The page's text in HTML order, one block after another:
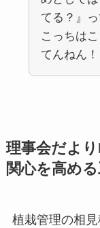
てる？』
こっちは
てんねん！
理事会だよ
関心を高め
植栽管理の相